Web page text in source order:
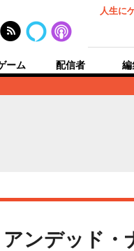
人生に
ーム 配信者 編
ンデッド